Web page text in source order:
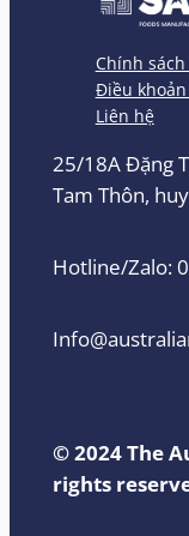
Chính
Điều
Liên hệ
25/18A Đặng
Tam Thôn,
Hotline/Zalo:
© 2024 The
rights